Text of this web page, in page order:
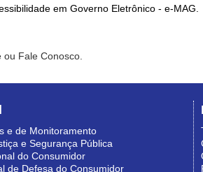
em Governo Eletrônico - e-MAG.
ou Fale Conosco.
e de Monitoramento
e Segurança Pública
do Consumidor
de Defesa do Consumidor